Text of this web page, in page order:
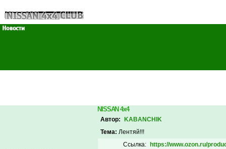
NISSAN 4x4
Автор:
KABANCHIK
Тема: Лентяй!!!
Ссылка:
https://www.ozon.ru/